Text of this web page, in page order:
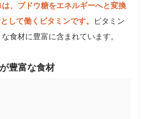
は、ブドウ糖をエネルギーへと変換
して働くビタミンです。
ビタミン
食材に豊富に含まれています。
豊富な食材